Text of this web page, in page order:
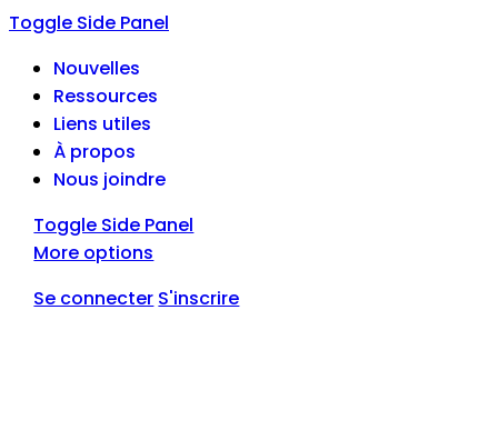
Toggle Side Panel
Nouvelles
Ressources
Liens utiles
À propos
Nous joindre
Toggle Side Panel
More options
Se connecter S'inscrire